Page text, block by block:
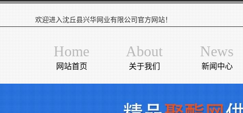
欢迎进入沈丘县兴华网业有限公司官方网站！
Home
网站首页
About
关于我们
News
新闻中心